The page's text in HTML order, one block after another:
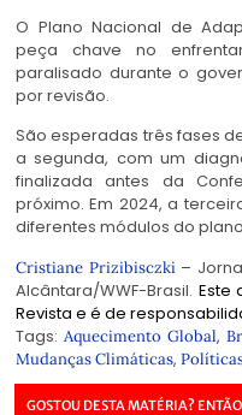
O Plano Nacional de
peça chave no
paralisado durante o
por revisão.
São esperadas três fases
a segunda, com um
finalizada antes da
próximo. Em 2024, a
diferentes módulos do
Cristiane Prizibisczki–
Alcântara/WWF-Brasil. Este
Revista e é de
Tags:Aquecimento Global,
Mudanças Climáticas,
GOSTOU DESTA MATÉRIA?